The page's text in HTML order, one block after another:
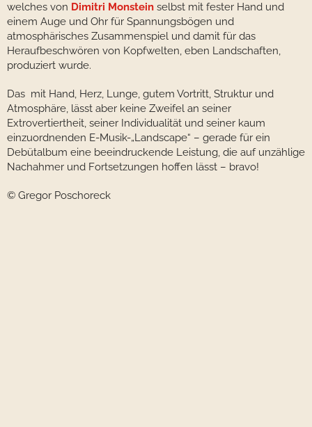
welches von Dimitri Monstein selbst mit fester Hand und
einem Auge und Ohr für Spannungsbögen und
atmosphärisches Zusammenspiel und damit für das
Heraufbeschwören von Kopfwelten, eben Landschaften,
produziert wurde.
Das mit Hand, Herz, Lunge, gutem Vortritt, Struktur und
Atmosphäre, lässt aber keine Zweifel an seiner
Extrovertiertheit, seiner Individualität und seiner kaum
einzuordnenden E-Musik-„Landscape“ – gerade für ein
Debütalbum eine beeindruckende Leistung, die auf unzählige
Nachahmer und Fortsetzungen hoffen lässt – bravo!
© Gregor Poschoreck